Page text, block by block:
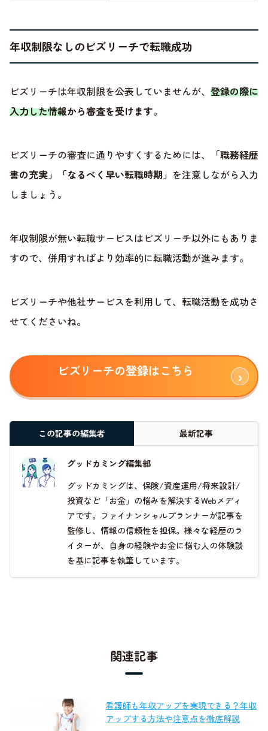
年収制限なしのビズリーチで転職成功
ビズリーチは年収制限を公表していませんが、 登録の際に
入力した情報から審査を受けます。
ビズリーチの審査に通りやすくするためには、
「職務経歴
書の充実」「なるべく早い転職時期」 を注意しながら入力
しましょう。
年収制限が無い転職サービスはビズリーチ以外にもありま
すので、併用すればより効率的に転職活動が進みます。
ビズリーチや他社サービスを利用して、転職活動を成功さ
せてくださいね。
ビズリーチの登録はこちら
この記事の編集者 最新記事
グッドカミング編集部
グッドカミングは、保険/資産運用/将来設計/
投資など「お金」の悩みを解決するWebメディ
アです。ファイナンシャルプランナーが記事を
監修し、情報の信頼性を担保。様々な経歴のラ
イターが、自身の経験やお金に悩む人の体験談
を基に記事を執筆しています。
関連記事
看護師も年収アップを実現できる？年収
アップする方法や注意点を徹底解説